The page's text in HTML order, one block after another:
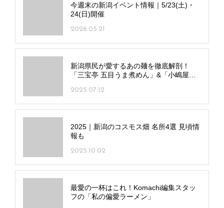
今週末の新潟イベント情報｜5/23(土)・
24(日)開催
2026.05.21
新潟県民が愛するあの麺を徹底解剖！
「三宝亭 五目うま煮めん」&「小嶋屋総
2025.07.12
2025｜新潟のコスモス畑 名所4選 見頃情
報も
2025.10.02
最愛の一杯はこれ！Komachi編集スタッ
フの「私の偏愛ラーメン」